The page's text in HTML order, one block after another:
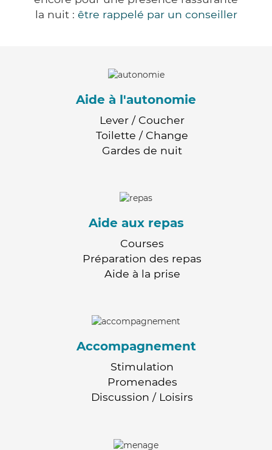
la nuit : être rappelé par un conseiller
Aide à l'autonomie
Lever / Coucher
Toilette / Change
Gardes de nuit
Aide aux repas
Courses
Préparation des repas
Aide à la prise
Accompagnement
Stimulation
Promenades
Discussion / Loisirs